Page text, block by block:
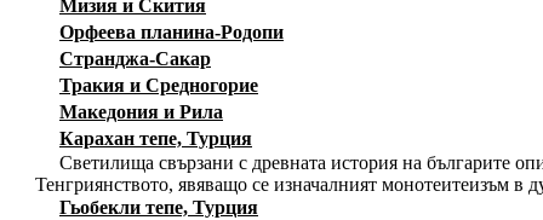
Мизия и Скития
Орфеева планина-Родопи
Странджа-Сакар
Тракия и Средногорие
Македония и Рила
Карахан тепе, Турция
Светилища свързани с древната история на българите
Тенгриянството, явяващо се изначалният монотеитеизъм в
Гьобекли тепе, Турция